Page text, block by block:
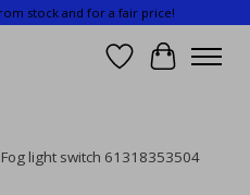
stock and for a fair price!
WishlistCart
Fog light switch 61318353504